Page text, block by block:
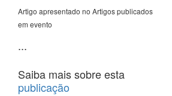
Artigo apresentado no Artigos publicados
em evento
...
Saiba mais sobre esta
publicação